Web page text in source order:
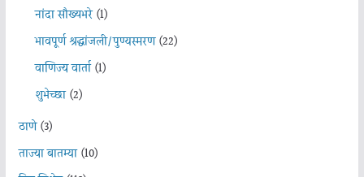
नांदा सौख्यभरे(1)
भावपूर्ण श्रद्धांजली/पुण्यस्मरण(22)
वाणिज्य वार्ता(1)
शुभेच्छा(2)
ठाणे(3)
ताज्या बातम्या(10)